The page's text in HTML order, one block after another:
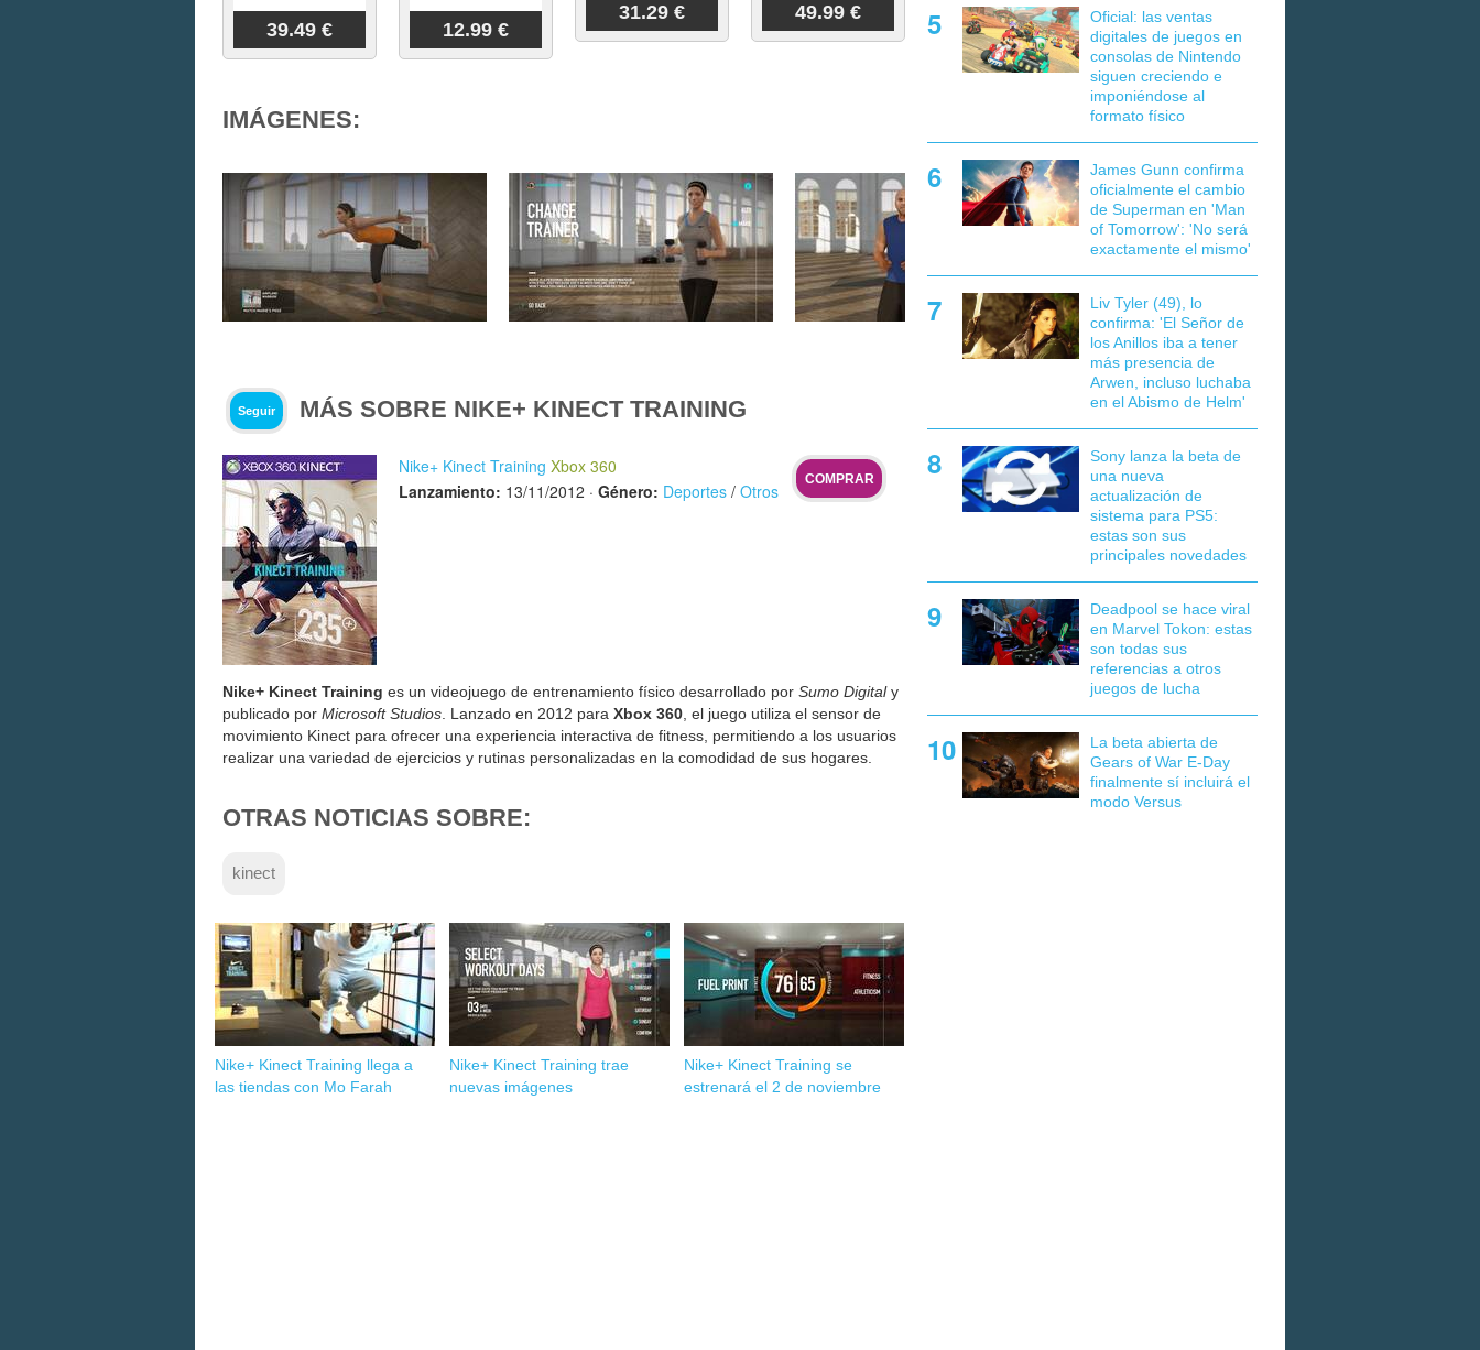
39.49 € 12.99 €
31.29 € 49.99 €
IMÁGENES:
Seguir MÁS SOBRE NIKE+ KINECT TRAINING
Nike+ Kinect Training Xbox 360
Lanzamiento: 13/11/2012 · Género: Deportes / Otros
COMPRAR
Nike+ Kinect Training es un videojuego de entrenamiento físico desarrollado por Sumo Digitaly
publicado por Microsoft Studios . Lanzado en 2012 para Xbox 360 , el juego utiliza el sensor de
movimiento Kinect para ofrecer una experiencia interactiva de fitness, permitiendo a los usuarios
realizar una variedad de ejercicios y rutinas personalizadas en la comodidad de sus hogares.
OTRAS NOTICIAS SOBRE:
kinect
Nike+ Kinect Training llega a
las tiendas con Mo Farah
Nike+ Kinect Training trae
nuevas imágenes
Nike+ Kinect Training se
estrenará el 2 de noviembre
Oficial: las ventas
digitales de juegos en
consolas de Nintendo
siguen creciendo e
imponiéndose al
formato físico
James Gunn confirma
oficialmente el cambio
de Superman en 'Man
of Tomorrow': 'No será
exactamente el mismo'
Liv Tyler (49), lo
confirma: 'El Señor de
los Anillos iba a tener
más presencia de
Arwen, incluso luchaba
en el Abismo de Helm'
Sony lanza la beta de
una nueva
actualización de
sistema para PS5:
estas son sus
principales novedades
Deadpool se hace viral
en Marvel Tokon: estas
son todas sus
referencias a otros
juegos de lucha
La beta abierta de
Gears of War E-Day
finalmente sí incluirá el
modo Versus